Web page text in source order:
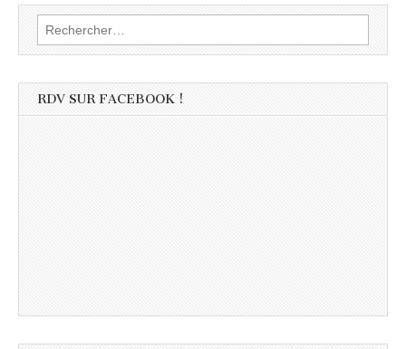
Rechercher :
RDV SUR FACEBOOK !